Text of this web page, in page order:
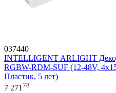
037440
INTELLIGENT ARLIGHT
RGBW-RDM-SUF (12-48V,
Пластик, 5 лет)
7 27178